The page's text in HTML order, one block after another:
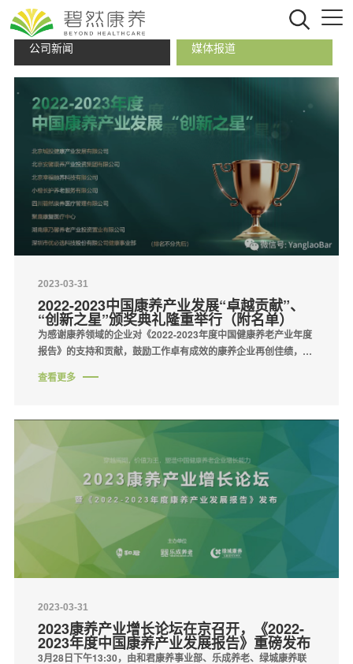
公司新闻 媒体报道
2023-03-31
2022-2023中国康养产业发展“卓越贡献”、
“创新之星”颁奖典礼隆重举行（附名单）
为感谢康养领域的企业对《2022-2023年度中国健康养老产业年度
报告》的支持和贡献，鼓励工作卓有成效的康养企业再创佳绩，鼓
产业年度报告》课题组通过研究···
查看更多
2023-03-31
2023康养产业增长论坛在京召开，《2022-
2023年度中国康养产业发展报告》重磅发布
3月28日下午13:30，由和君康养事业部、乐成养老、绿城康养联